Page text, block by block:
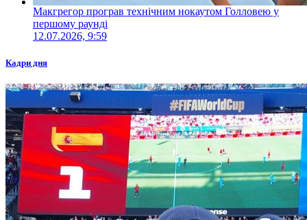
Макгрегор програв технічним нокаутом Голловею у
першому раунді
12.07.2026, 9:59
Кадри дня